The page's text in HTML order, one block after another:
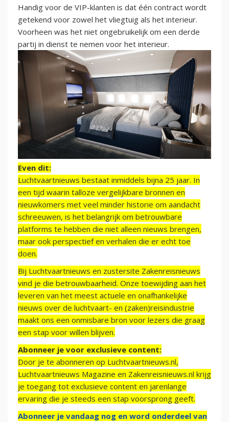
Handig voor de VIP-klanten is dat één contract wordt
getekend voor zowel het vliegtuig als het interieur.
Voorheen was het niet ongebruikelijk om een derde
partij in dienst te nemen voor het interieur.
Even dit:
Luchtvaartnieuws bestaat inmiddels bijna 25 jaar. In
een tijd waarin talloze vergelijkbare bronnen en
nieuwkomers met veel minder historie om aandacht
schreeuwen, is het belangrijk om betrouwbare
platforms te hebben die niet alleen nieuws brengen,
maar ook perspectief en verhalen die er echt toe
doen.
Bij Luchtvaartnieuws en zustersite Zakenreisnieuws
vind je die betrouwbaarheid. Onze toewijding aan het
leveren van het meest actuele en onafhankelijke
nieuws over de luchtvaart- en (zaken)reisindustrie
maakt ons een onmisbare bron voor lezers die graag
een stap voor willen blijven.
Abonneer je voor exclusieve content:
Door je te abonneren op Luchtvaartnieuws.nl,
Luchtvaartnieuws Magazine en Zakenreisnieuws.nl krijg
je toegang tot exclusieve content en jarenlange
ervaring die je steeds een stap voorsprong geeft.
Abonneer je vandaag nog en word onderdeel van